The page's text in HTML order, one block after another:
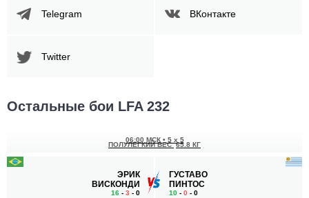
Telegram ВКонтакте
Twitter
Остальные бои LFA 232
ЭРИК
ВИСКОНДИ
16 - 3 - 0
06:00 МСК • 5 x 5
ПОЛУЛЕГКИЙ ВЕС 65.8 КГ
ГУСТАВО
ПИНТОС
10 - 0 - 0